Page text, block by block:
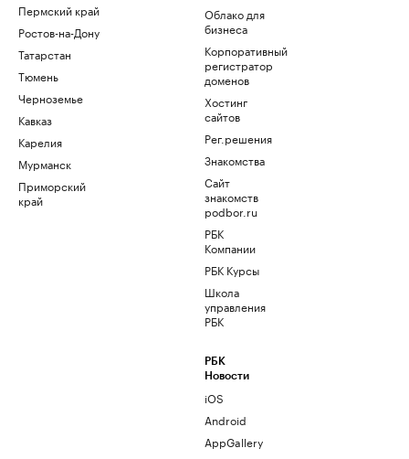
Пермский край
Ростов-на-Дону
Татарстан
Тюмень
Черноземье
Кавказ
Карелия
Мурманск
Приморский
край
Облако для
бизнеса
Корпоративный
регистратор
доменов
Хостинг
сайтов
Рег.решения
Знакомства
Сайт
знакомств
podbor.ru
РБК
Компании
РБК Курсы
Школа
управления
РБК
РБК
Новости
iOS
Android
AppGallery